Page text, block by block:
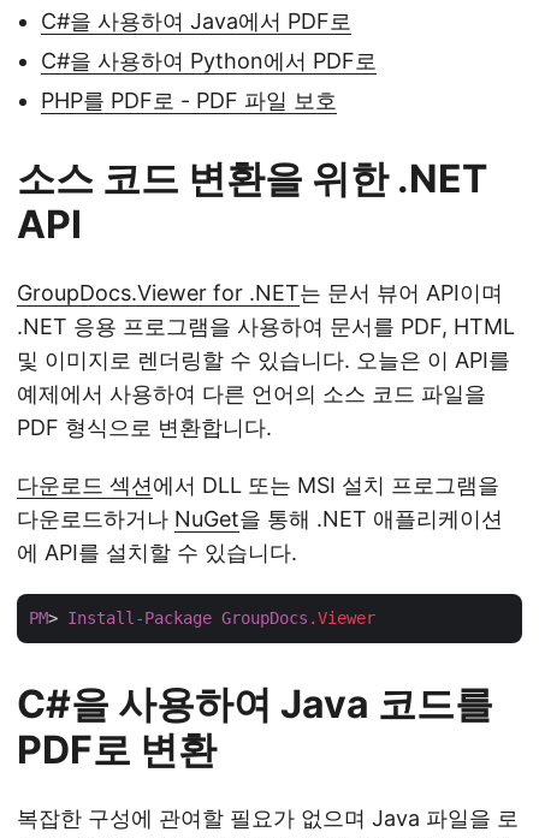
C#을 사용하여 Java에서 PDF로
C#을 사용하여 Python에서 PDF로
PHP를 PDF로 - PDF 파일 보호
소스 코드 변환을 위한 .NET
API
GroupDocs.Viewer for .NET는 문서 뷰어 API이며
.NET 응용 프로그램을 사용하여 문서를 PDF, HTML
및 이미지로 렌더링할 수 있습니다. 오늘은 이 API를
예제에서 사용하여 다른 언어의 소스 코드 파일을
PDF 형식으로 변환합니다.
다운로드 섹션에서 DLL 또는 MSI 설치 프로그램을
다운로드하거나 NuGet을 통해 .NET 애플리케이션
에 API를 설치할 수 있습니다.
PM> Install-Package GroupDocs .Viewer
C#을 사용하여 Java 코드를
PDF로 변환
복잡한 구성에 관여할 필요가 없으며 Java 파일을 로